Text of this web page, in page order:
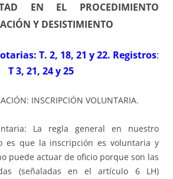
EN EL PROCEDIMIENTO
Y DESISTIMIENTO
T. 2, 18, 21 y 22. Registros:
T 3, 21, 24 y 25
INSCRIPCIÓN VOLUNTARIA.
La regla general en nuestro
es que la inscripción es voluntaria y
puede actuar de oficio porque son las
(señaladas en el artículo 6 LH)